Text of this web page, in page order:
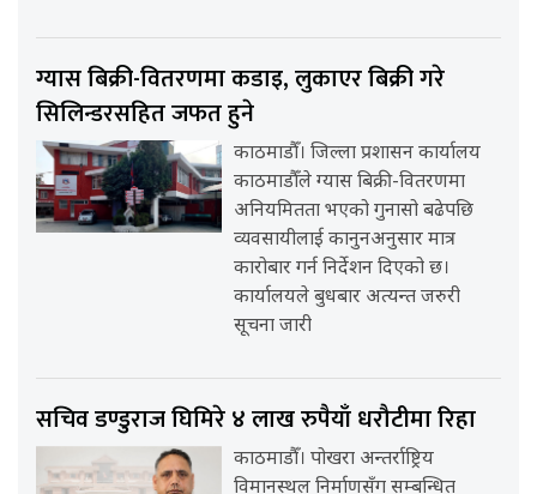
ग्यास बिक्री-वितरणमा कडाइ, लुकाएर बिक्री गरे
सिलिन्डरसहित जफत हुने
काठमाडौँ। जिल्ला प्रशासन कार्यालय
काठमाडौँले ग्यास बिक्री-वितरणमा
अनियमितता भएको गुनासो बढेपछि
व्यवसायीलाई कानुनअनुसार मात्र
कारोबार गर्न निर्देशन दिएको छ।
कार्यालयले बुधबार अत्यन्त जरुरी
सूचना जारी
सचिव डण्डुराज घिमिरे ४ लाख रुपैयाँ धरौटीमा रिहा
काठमाडौँ। पोखरा अन्तर्राष्ट्रिय
विमानस्थल निर्माणसँग सम्बन्धित